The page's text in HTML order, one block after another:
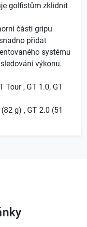
golfistům zklidnit
části gripu
přidat
systému
výkonu.
Tour , GT 1.0, GT
g) , GT 2.0 (51